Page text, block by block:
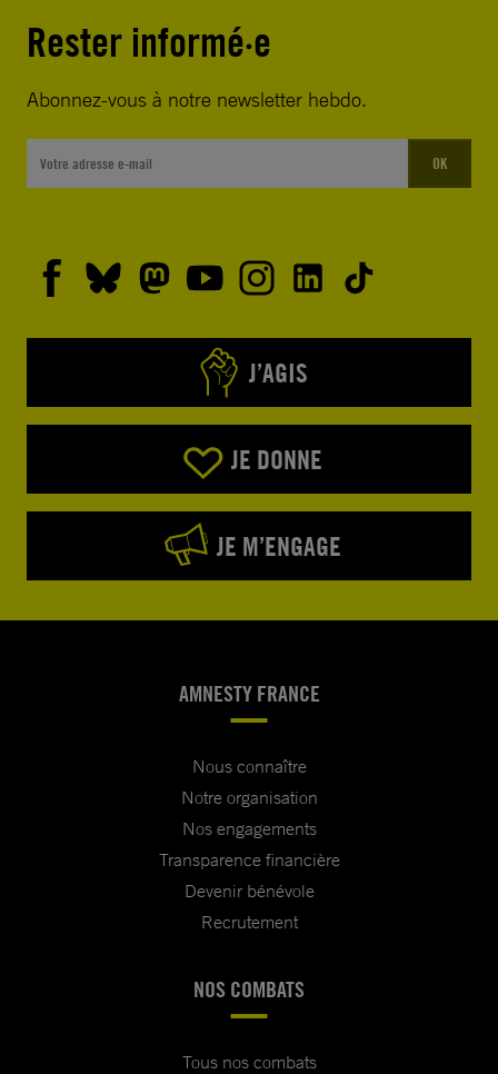
Rester informé·e
Abonnez-vous à notre newsletter hebdo.
OK
J’AGIS
JE DONNE
JE M’ENGAGE
AMNESTY FRANCE
Nous connaître
Notre organisation
Nos engagements
Transparence financière
Devenir bénévole
Recrutement
NOS COMBATS
Tous nos combats